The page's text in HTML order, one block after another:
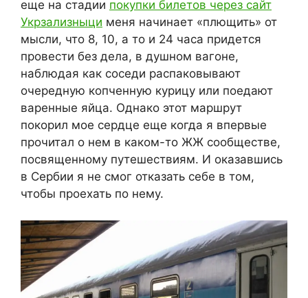
еще на стадии покупки билетов через сайт
Укрзализныци меня начинает «плющить» от
мысли, что 8, 10, а то и 24 часа придется
провести без дела, в душном вагоне,
наблюдая как соседи распаковывают
очередную копченную курицу или поедают
варенные яйца. Однако этот маршрут
покорил мое сердце еще когда я впервые
прочитал о нем в каком-то ЖЖ сообществе,
посвященному путешествиям. И оказавшись
в Сербии я не смог отказать себе в том,
чтобы проехать по нему.